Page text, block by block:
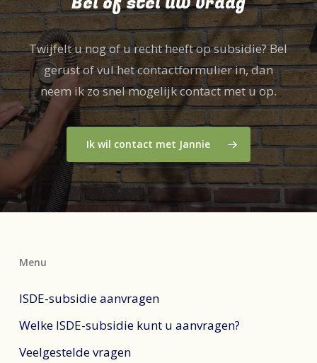
komt voor de beschikbare subsidies.​
Twijfelt u nog of u recht heeft op subsidie? Bel
gerust of vul het contactformulier in, dan
neem ik zo snel mogelijk contact met u op.
Ik wil contact met Jannie
Menu
ISDE-subsidie aanvragen
Welke ISDE-subsidie kunt u aanvragen?
Veelgestelde vragen